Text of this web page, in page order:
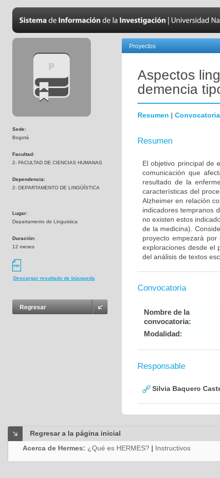
Sede:
Bogotá
Facultad:
2- FACULTAD DE CIENCIAS HUMANAS
Dependencia:
2- DEPARTAMENTO DE LINGÜÍSTICA
Lugar:
Departamento de Linguistica
Duración:
12 meses
Descargar resultado de búsqueda
Regresar
Proyectos
Aspectos
demencia
Resumen | Convocatoria
Resumen
El objetivo principal de
comunicación que
resultado de la
características del
Alzheimer en relación
indicadores tempranos
no existen estos
de la medicina).
proyecto empezará
exploraciones desde el
del análisis de textos
Convocatoria
Nombre de la
convocatoria:
Modalidad:
Responsable
Silvia Baquero
Regresar a la página inicial
Acerca de Hermes: ¿Qué es HERMES? | Instructivos